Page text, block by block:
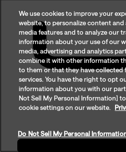
We use cookies to improve your
website, to personalize content and
media features and to analyze our
information about your use of our
media, advertising and analytics
combine it with other information
to them or that they have collected
services. You have the right to opt
information about you with our
Not Sell My Personal Information]
cookie settings on our website.
Do Not Sell My Personal